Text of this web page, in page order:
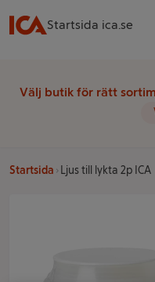
Startsida ica.se
Välj butik för rätt
Startsida Ljus till lykta 2p ICA